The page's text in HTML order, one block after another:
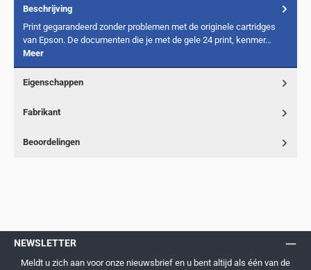
Beschrijving
Print gegarandeerd zonder problemen met de originele cartridges
van Epson. De documenten die je met de gele 24 print, kenmer…
Meer
Eigenschappen
Fabrikant
Beoordelingen
NEWSLETTER
Meldt u zich aan voor onze nieuwsbrief en u bent altijd als één van de